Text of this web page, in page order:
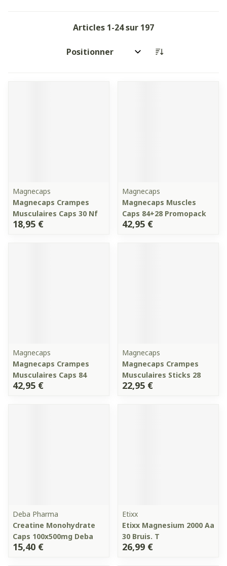
Articles 1-24sur 197
Trier par:
Magnecaps
Magnecaps Crampes
Musculaires Caps 30 Nf
18,95 €
Magnecaps
Magnecaps Muscles
Caps 84+28 Promopack
42,95 €
Magnecaps
Magnecaps Crampes
Musculaires Caps 84
42,95 €
Magnecaps
Magnecaps Crampes
Musculaires Sticks 28
22,95 €
Deba Pharma
Creatine Monohydrate
Caps 100x500mg Deba
15,40 €
Etixx
Etixx Magnesium 2000 Aa
30 Bruis. T
26,99 €